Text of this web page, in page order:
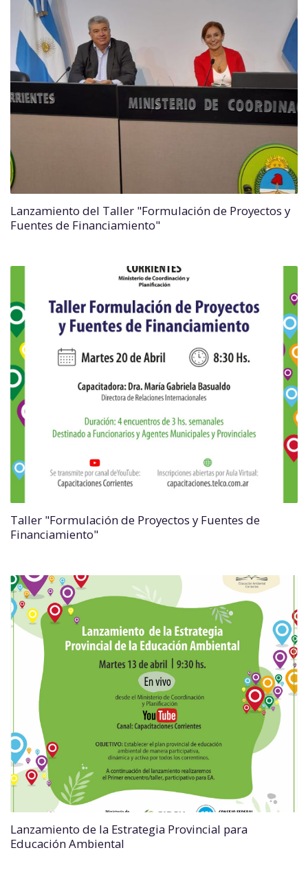
Lanzamiento del Taller "Formulación de Proyectos y
Fuentes de Financiamiento"
Taller "Formulación de Proyectos y Fuentes de
Financiamiento"
Lanzamiento de la Estrategia Provincial para
Educación Ambiental